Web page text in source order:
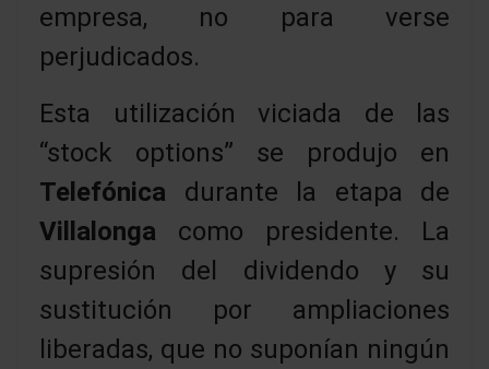
empresa, no para verse
perjudicados.
Esta utilización viciada de las
“stock options” se produjo en
Telefónica durante la etapa de
Villalonga como presidente. La
supresión del dividendo y su
sustitución por ampliaciones
liberadas, que no suponían ningún